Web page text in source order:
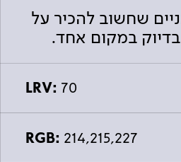
שחשוב להכיר על
במקום אחד.
LRV: 70
RGB: 214,215,227